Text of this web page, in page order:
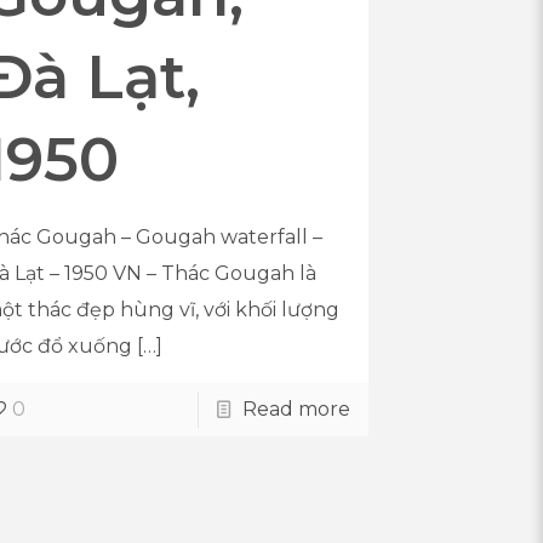
Lạt,
Gougah – Gougah waterfall –
Lạt – 1950 VN – Thác Gougah là
thác đẹp hùng vĩ, với khối lượng
đổ xuống
[…]
0 Read more